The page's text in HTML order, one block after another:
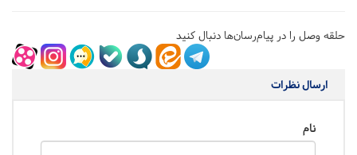
حلقه وصل را در پیام‌رسان‌ها دنبال کنید
ارسال نظرات
نام